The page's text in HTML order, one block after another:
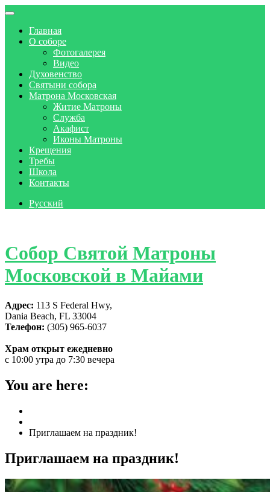
Главная
О соборе
Фотогалерея
Видео
Духовенство
Святыни собора
Матрона Московская
Житие Матроны
Служба
Акафист
Иконы Матроны
Крещения
Требы
Школа
Контакты
Русский
Собор Святой Матроны
Московской в Майами
Адрес: 113 S Federal Hwy,
Dania Beach, FL 33004
Телефон: (305) 965-6037
Храм открыт ежедневно
с 10:00 утра до 7:30 вечера
You are here:
Приглашаем на праздник!
Приглашаем на праздник!